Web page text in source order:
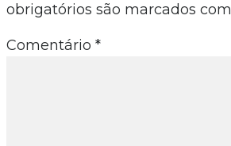
obrigatórios são marcados com
Comentário *